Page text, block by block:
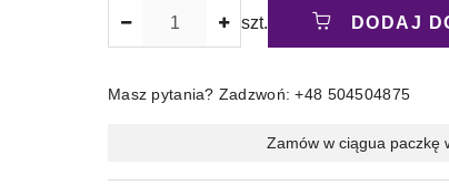
szt. DODAJ
Masz pytania? Zadzwoń: +48 504504875
i
Zamów w ciągua paczkę